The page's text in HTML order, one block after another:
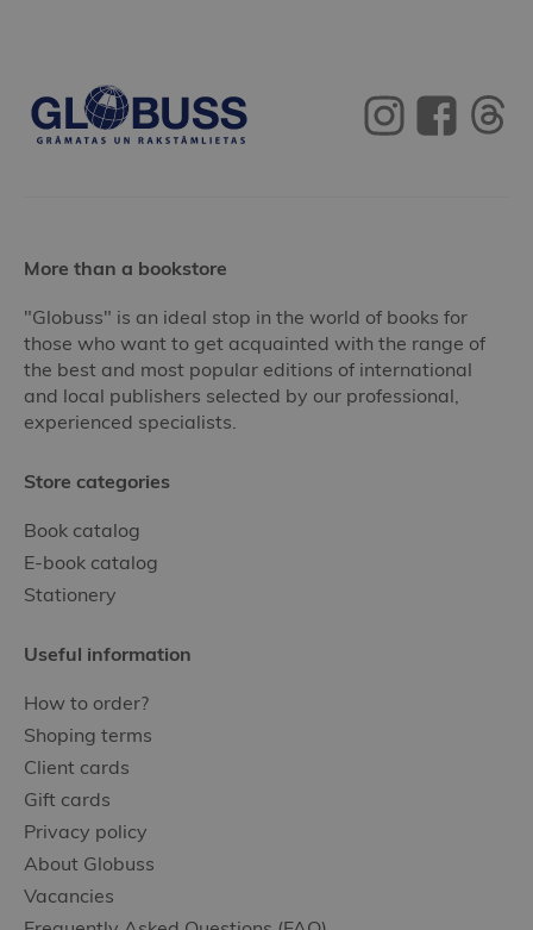
More than a bookstore
"Globuss" is an ideal stop in the world of books for
those who want to get acquainted with the range of
the best and most popular editions of international
and local publishers selected by our professional,
experienced specialists.
Store categories
Book catalog
E-book catalog
Stationery
Useful information
How to order?
Shoping terms
Client cards
Gift cards
Privacy policy
About Globuss
Vacancies